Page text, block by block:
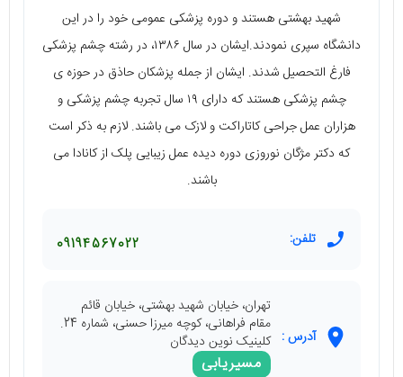
شهید بهشتی هستند و دوره پزشکی عمومی خود را در این
دانشگاه سپری نمودند.ایشان در سال ۱۳۸۶، در رشته چشم پزشکی
فارغ التحصیل شدند. ایشان از جمله پزشکان حاذق در حوزه ی
چشم پزشکی هستند که دارای ۱۹ سال تجربه چشم پزشکی و
هزاران عمل جراحی کاتاراکت و لازک می باشند. لازم به ذکر است
که دکتر مژگان نوروزی دوره دیده عمل زیبایی پلک از کانادا می
باشند.
تلفن: 09194567022
آدرس :
تهران، خيابان شهيد بهشتی، خيابان قائم
مقام فراهانی، كوچه ميرزا حسنی، شماره 24.
کلینیک نوین دیدگان
مسیریابی